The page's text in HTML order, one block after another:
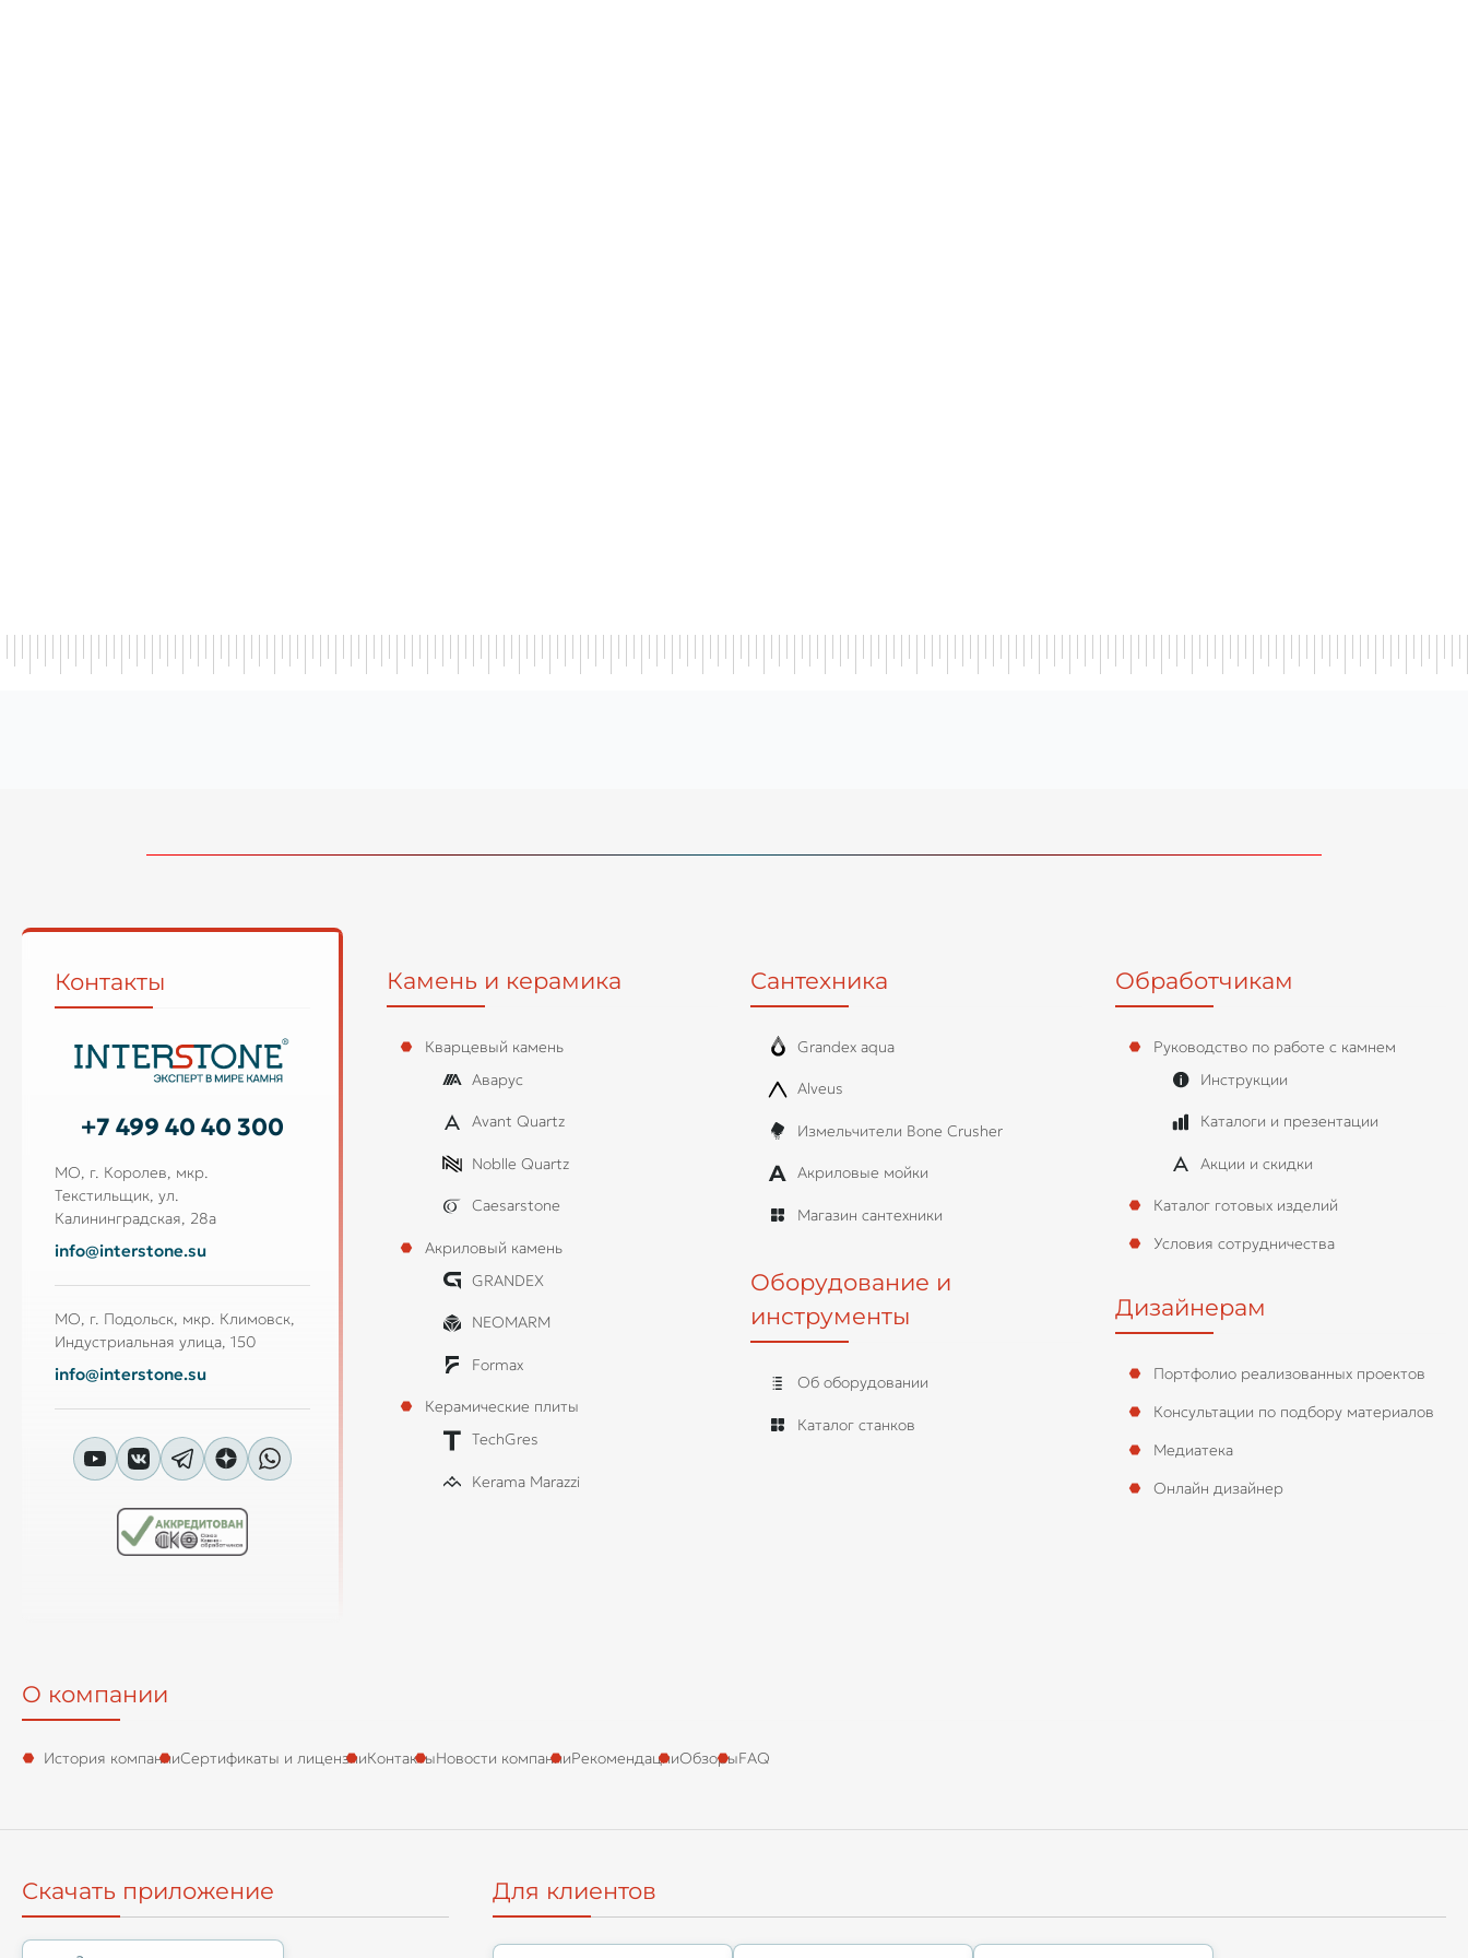
Контакты
+7 499 40 40 300
МО, г. Королев, мкр.
Текстильщик, ул.
Калининградская, 28а
info@interstone.su
МО, г. Подольск, мкр. Климовск,
Индустриальная улица, 150
info@interstone.su
Камень и керамика
Кварцевый камень
Аварус
Avant Quartz
Noblle Quartz
Caesarstone
Акриловый камень
GRANDEX
NEOMARM
Formax
Керамические плиты
TechGres
Kerama Marazzi
Сантехника
Grandex aqua
Alveus
Измельчители Bone Crusher
Акриловые мойки
Магазин сантехники
Оборудование и
инструменты
Об оборудовании
Каталог станков
Обработчикам
Руководство по работе с камнем
Инструкции
Каталоги и презентации
Акции и скидки
Каталог готовых изделий
Условия сотрудничества
Дизайнерам
Портфолио реализованных проектов
Консультации по подбору материалов
Медиатека
Онлайн дизайнер
О компании
История компанииСертификаты и лицензииКонтактыНовости компанииРекомендацииОбзорыFAQ
Скачать приложение Для клиентов